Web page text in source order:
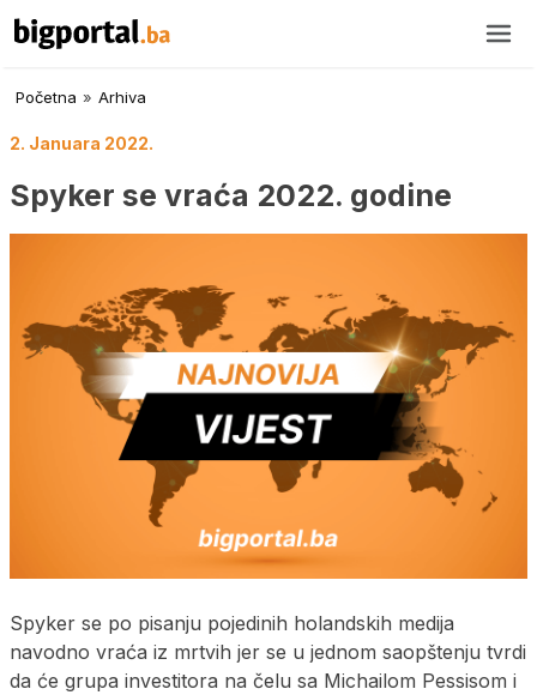
Početna » Arhiva
2. Januara 2022.
Spyker se vraća 2022. godine
Spyker se po pisanju pojedinih holandskih medija
navodno vraća iz mrtvih jer se u jednom saopštenju tvrdi
da će grupa investitora na čelu sa Michailom Pessisom i